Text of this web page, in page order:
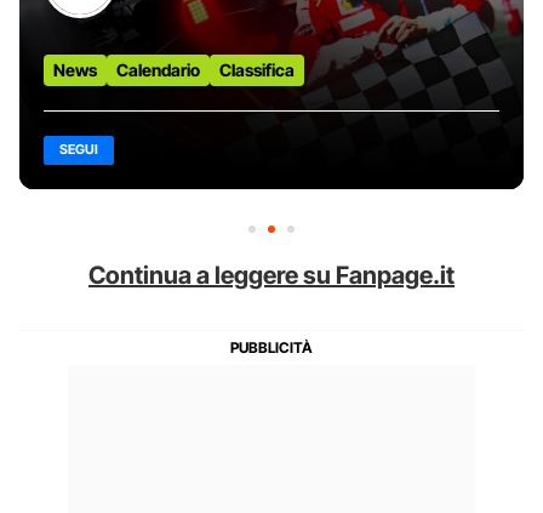
News Calendario Classifica
SEGUI
Continua a leggere su Fanpage.it